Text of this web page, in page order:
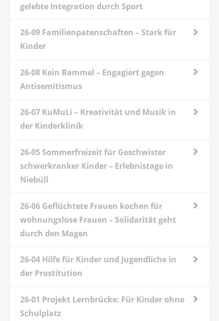
gelebte Integration durch Sport
26-09 Familienpatenschaften – Stark für
Kinder
26-08 Kein Bammel – Engagiert gegen
Antisemitismus
26-07 KuMuLi – Kreativität und Musik in
der Kinderklinik
26-05 Sommerfreizeit für Geschwister
schwerkranker Kinder – Erlebnistage in
Niebüll
26-06 Geflüchtete Frauen kochen für
wohnungslose Frauen – Solidarität geht
durch den Magen
26-04 Hilfe für Kinder und Jugendliche in
der Prostitution
26-01 Projekt Lernbrücke: Für Kinder ohne
Schulplatz